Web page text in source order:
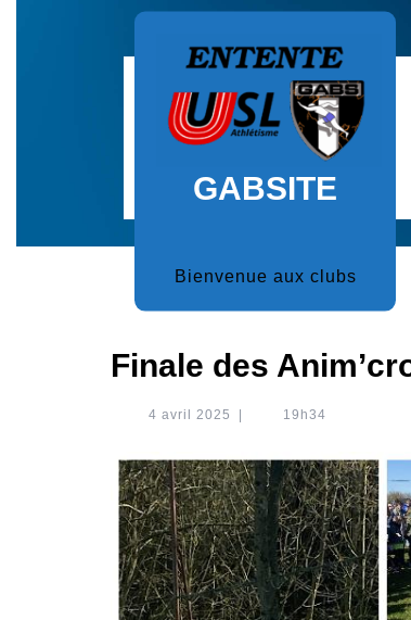
GABSITE
Bienvenue aux clubs
Finale des
4 avril 2025 19h34